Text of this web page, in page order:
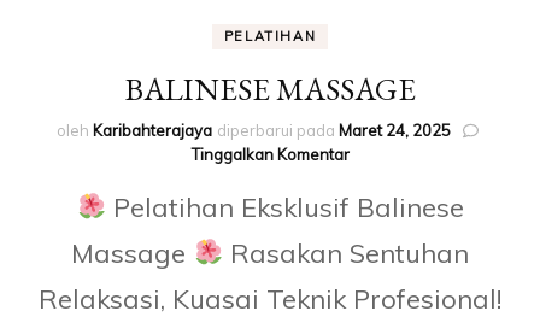
PELATIHAN
BALINESE MASSAGE
oleh Karibahterajaya diperbarui pada Maret 24, 2025
Tinggalkan Komentarpada
MASSAGE
Pelatihan Eksklusif Balinese
Massage
Rasakan Sentuhan
Relaksasi, Kuasai Teknik Profesional!